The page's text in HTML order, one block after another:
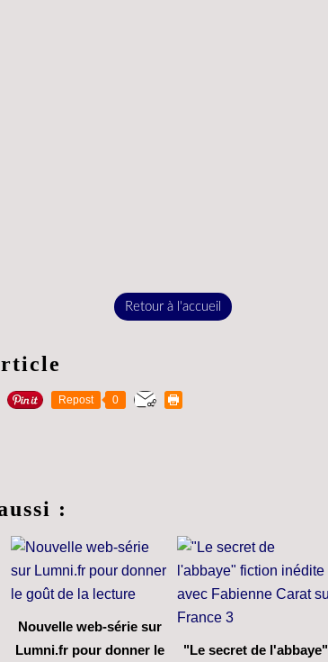
Retour à l'accueil
Repost 0
:
Nouvelle web-série sur
Lumni.fr pour donner le
"Le secret de l'abbaye"